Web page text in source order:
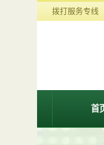
拨打服务专线
首